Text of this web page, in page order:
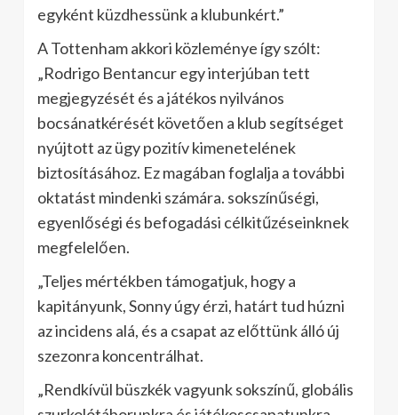
egyként küzdhessünk a klubunkért.”
A Tottenham akkori közleménye így szólt:
„Rodrigo Bentancur egy interjúban tett
megjegyzését és a játékos nyilvános
bocsánatkérését követően a klub segítséget
nyújtott az ügy pozitív kimenetelének
biztosításához. Ez magában foglalja a további
oktatást mindenki számára. sokszínűségi,
egyenlőségi és befogadási célkitűzéseinknek
megfelelően.
„Teljes mértékben támogatjuk, hogy a
kapitányunk, Sonny úgy érzi, határt tud húzni
az incidens alá, és a csapat az előttünk álló új
szezonra koncentrálhat.
„Rendkívül büszkék vagyunk sokszínű, globális